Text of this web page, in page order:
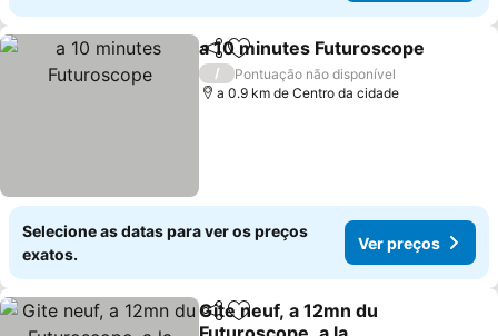
PartilharAdicionar aos favoritos
a 10 minutes Futuroscope
/
Pontuação não disponível
a 0.9 km de Centro da cidade
Selecione as datas para ver os preços
exatos.
Ver preços
PartilharAdicionar aos favoritos
Gite neuf, a 12mn du